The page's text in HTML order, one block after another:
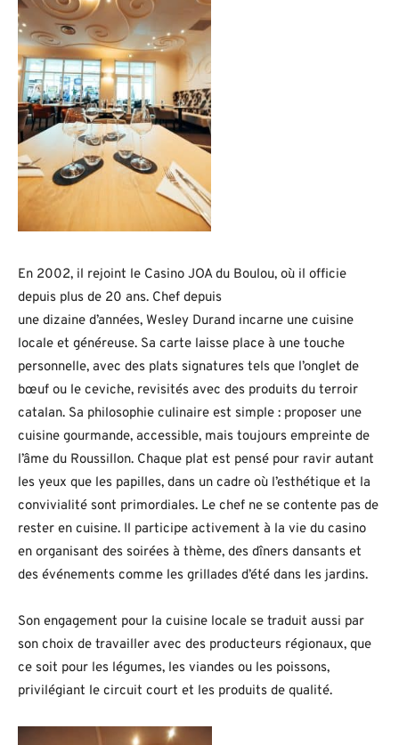
En 2002, il rejoint le Casino JOA du Boulou, où il officie
depuis plus de 20 ans. Chef depuis
une dizaine d’années, Wesley Durand incarne une cuisine
locale et généreuse. Sa carte laisse place à une touche
personnelle, avec des plats signatures tels que l’onglet de
bœuf ou le ceviche, revisités avec des produits du terroir
catalan. Sa philosophie culinaire est simple : proposer une
cuisine gourmande, accessible, mais toujours empreinte de
l’âme du Roussillon. Chaque plat est pensé pour ravir autant
les yeux que les papilles, dans un cadre où l’esthétique et la
convivialité sont primordiales. Le chef ne se contente pas de
rester en cuisine. Il participe activement à la vie du casino
en organisant des soirées à thème, des dîners dansants et
des événements comme les grillades d’été dans les jardins.
Son engagement pour la cuisine locale se traduit aussi par
son choix de travailler avec des producteurs régionaux, que
ce soit pour les légumes, les viandes ou les poissons,
privilégiant le circuit court et les produits de qualité.